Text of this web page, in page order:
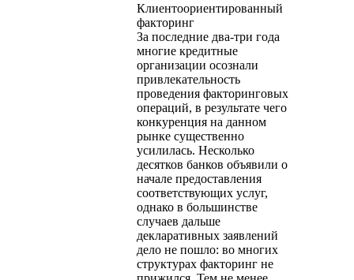
Клиентоориентированный
факторинг
За последние два-три года
многие кредитные
организации осознали
привлекательность
проведения факторинговых
операций, в результате чего
конкуренция на данном
рынке существенно
усилилась. Несколько
десятков банков объявили о
начале предоставления
соответствующих услуг,
однако в большинстве
случаев дальше
декларативных заявлений
дело не пошло: во многих
структурах факторинг не